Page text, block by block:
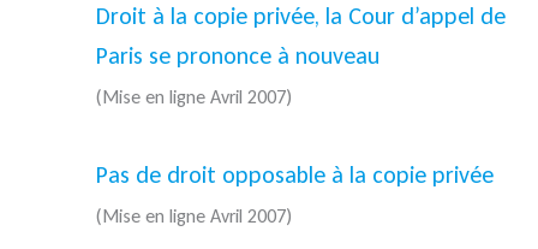
Droit à la copie privée, la Cour d’appel de
Paris se prononce à nouveau
(Mise en ligne Avril 2007)
Pas de droit opposable à la copie privée
(Mise en ligne Avril 2007)